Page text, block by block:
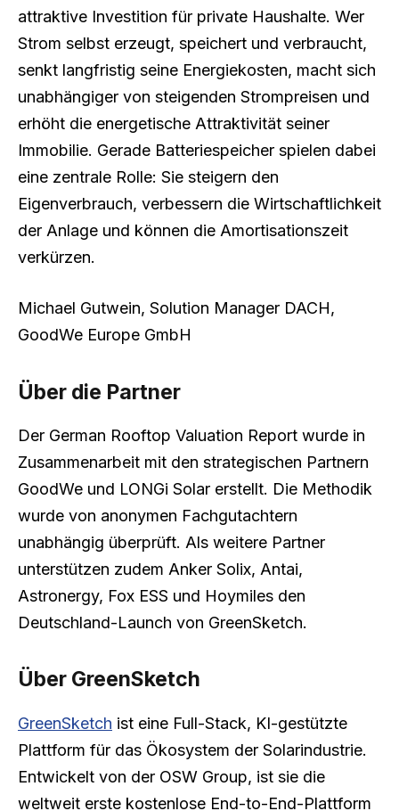
attraktive Investition für private Haushalte. Wer
Strom selbst erzeugt, speichert und verbraucht,
senkt langfristig seine Energiekosten, macht sich
unabhängiger von steigenden Strompreisen und
erhöht die energetische Attraktivität seiner
Immobilie. Gerade Batteriespeicher spielen dabei
eine zentrale Rolle: Sie steigern den
Eigenverbrauch, verbessern die Wirtschaftlichkeit
der Anlage und können die Amortisationszeit
verkürzen.
Michael Gutwein, Solution Manager DACH,
GoodWe Europe GmbH
Über die Partner
Der German Rooftop Valuation Report wurde in
Zusammenarbeit mit den strategischen Partnern
GoodWe und LONGi Solar erstellt. Die Methodik
wurde von anonymen Fachgutachtern
unabhängig überprüft. Als weitere Partner
unterstützen zudem Anker Solix, Antai,
Astronergy, Fox ESS und Hoymiles den
Deutschland-Launch von GreenSketch.
Über GreenSketch
GreenSketch ist eine Full-Stack, KI-gestützte
Plattform für das Ökosystem der Solarindustrie.
Entwickelt von der OSW Group, ist sie die
weltweit erste kostenlose End-to-End-Plattform